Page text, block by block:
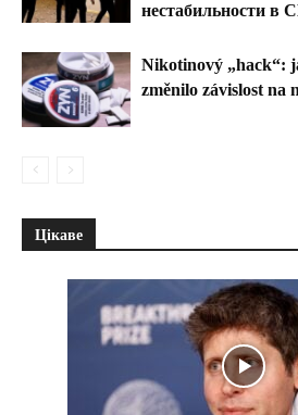
нестабильности в
Nikotinový „hack“:
změnilo závislost
Цікаве